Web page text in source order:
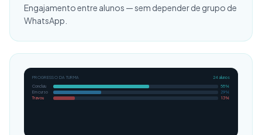
Engajamento entre alunos — sem depender de grupo de
WhatsApp.
PROGRESSO DA TURMA
24 alunos
Concluiu
58%
Em curso
29%
Travou
13%